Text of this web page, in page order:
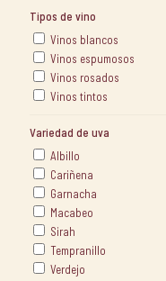
Tipos de vino
Vinos blancos
Vinos espumosos
Vinos rosados
Vinos tintos
Variedad de uva
Albillo
Cariñena
Garnacha
Macabeo
Sirah
Tempranillo
Verdejo